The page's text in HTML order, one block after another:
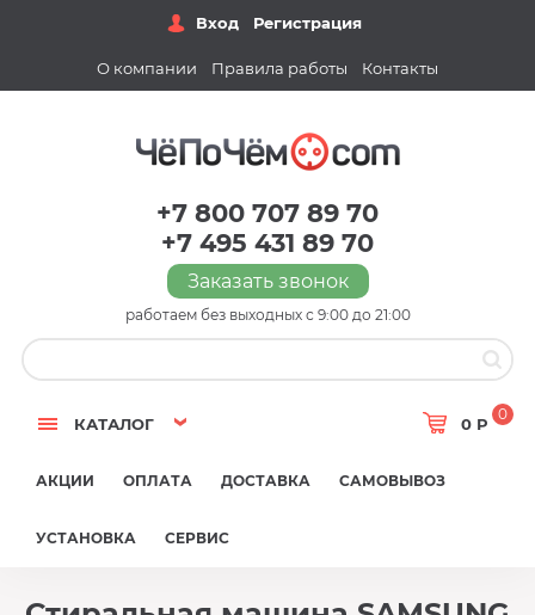
Вход Регистрация
О компании Правила работы Контакты
+7 800 707 89 70
+7 495 431 89 70
Заказать звонок
работаем без выходных с 9:00 до 21:00
КАТАЛОГ 0 Р
0
АКЦИИ ОПЛАТА ДОСТАВКА САМОВЫВОЗ
УСТАНОВКА СЕРВИС